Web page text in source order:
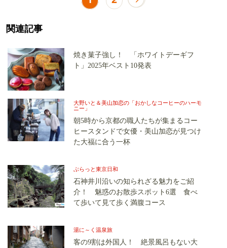
関連記事
焼き菓子強し！ 「ホワイトデーギフ
ト」2025年ベスト10発表
大野いと＆美山加恋の「おかしなコーヒーのハーモ
ニー」
朝5時から京都の職人たちが集まるコー
ヒースタンドで女優・美山加恋が見つけ
た大福に合う一杯
ぶらっと東京日和
石神井川沿いの知られざる魅力をご紹
介！ 魅惑のお散歩スポット6選 食べ
て歩いて見て歩く満腹コース
湯に～く温泉旅
客の9割は外国人！ 絶景風呂もない大